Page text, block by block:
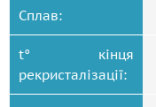
Сплав:
t° кінця
рекристалізації: